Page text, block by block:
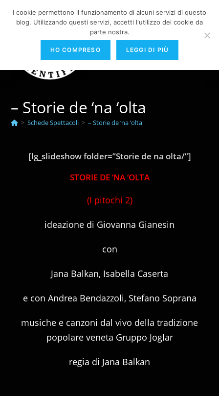
contenuto
Menu
– Storie de ‘na ‘olta
> Schede Spettacoli > – Storie de ‘na ‘olta
[lg_slideshow folder=”Storie de na olta/”]
STORIE DE ‘NA ‘OLTA
(I pitochi 2)
ideazione di Giovanna Gianesin
con
Jana Balkan, Isabella Caserta
e con Andrea Bendazzoli, Stefano Soprana
musiche e canzoni dal vivo della tradizione
popolare veneta Gruppo Joglar
regia di Jana Balkan
I cookie permettono il funzionamento di alcuni servizi di questo
blog. Utilizzando questi servizi, accetti l'utilizzo dei cookie da
parte nostra.
HO COMPRESO LEGGI DI PIÙ